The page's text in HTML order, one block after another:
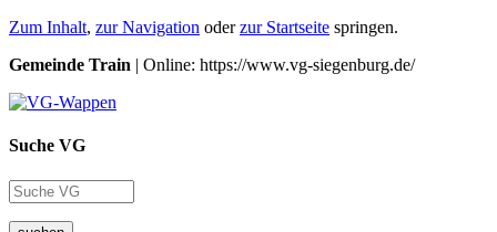
Zum Inhalt, zur Navigation oderzur Startseite springen.
Gemeinde Train | Online: https://www.vg-siegenburg.de/
Suche VG